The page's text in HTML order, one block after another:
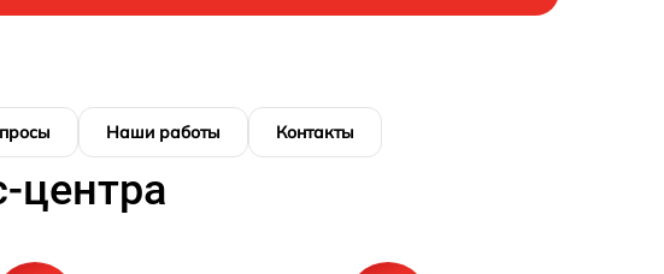
Наши работы Контакты
центра